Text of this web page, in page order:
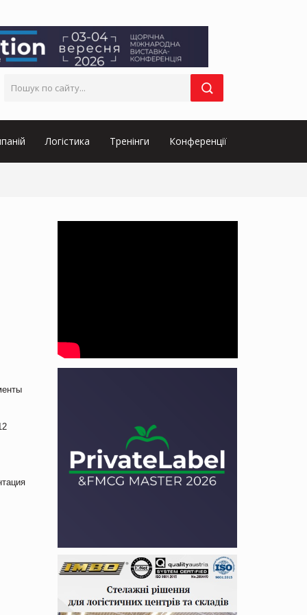
Логістика Тренінги Конференції